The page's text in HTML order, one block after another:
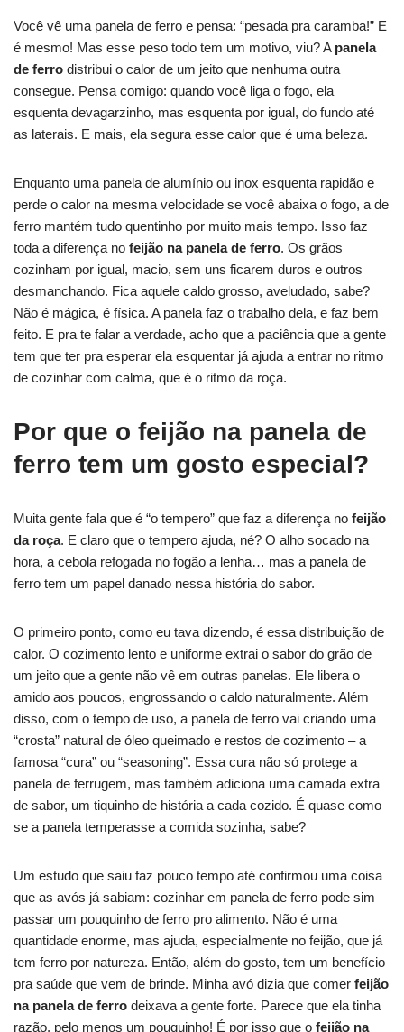
Você vê uma panela de ferro e pensa: “pesada pra caramba!” E
é mesmo! Mas esse peso todo tem um motivo, viu? A panela
de ferro distribui o calor de um jeito que nenhuma outra
consegue. Pensa comigo: quando você liga o fogo, ela
esquenta devagarzinho, mas esquenta por igual, do fundo até
as laterais. E mais, ela segura esse calor que é uma beleza.
Enquanto uma panela de alumínio ou inox esquenta rapidão e
perde o calor na mesma velocidade se você abaixa o fogo, a de
ferro mantém tudo quentinho por muito mais tempo. Isso faz
toda a diferença no feijão na panela de ferro. Os grãos
cozinham por igual, macio, sem uns ficarem duros e outros
desmanchando. Fica aquele caldo grosso, aveludado, sabe?
Não é mágica, é física. A panela faz o trabalho dela, e faz bem
feito. E pra te falar a verdade, acho que a paciência que a gente
tem que ter pra esperar ela esquentar já ajuda a entrar no ritmo
de cozinhar com calma, que é o ritmo da roça.
Por que o feijão na panela de
ferro tem um gosto especial?
Muita gente fala que é “o tempero” que faz a diferença no feijão
da roça. E claro que o tempero ajuda, né? O alho socado na
hora, a cebola refogada no fogão a lenha… mas a panela de
ferro tem um papel danado nessa história do sabor.
O primeiro ponto, como eu tava dizendo, é essa distribuição de
calor. O cozimento lento e uniforme extrai o sabor do grão de
um jeito que a gente não vê em outras panelas. Ele libera o
amido aos poucos, engrossando o caldo naturalmente. Além
disso, com o tempo de uso, a panela de ferro vai criando uma
“crosta” natural de óleo queimado e restos de cozimento – a
famosa “cura” ou “seasoning”. Essa cura não só protege a
panela de ferrugem, mas também adiciona uma camada extra
de sabor, um tiquinho de história a cada cozido. É quase como
se a panela temperasse a comida sozinha, sabe?
Um estudo que saiu faz pouco tempo até confirmou uma coisa
que as avós já sabiam: cozinhar em panela de ferro pode sim
passar um pouquinho de ferro pro alimento. Não é uma
quantidade enorme, mas ajuda, especialmente no feijão, que já
tem ferro por natureza. Então, além do gosto, tem um benefício
pra saúde que vem de brinde. Minha avó dizia que comer feijão
na panela de ferro deixava a gente forte. Parece que ela tinha
razão, pelo menos um pouquinho! É por isso que o feijão na